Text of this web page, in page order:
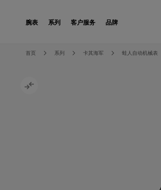
腕表 系列 客户服务 品牌
首页 系列 卡其海军 蛙人自动机械表